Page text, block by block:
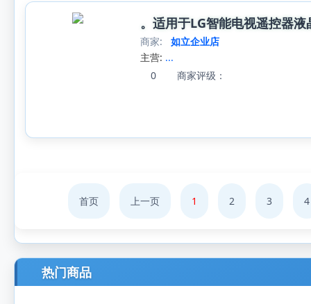
。适用于LG智能电视遥控器
商家:
如立企业店
主营: ...
0
商家评级：
首页 上一页 1 2 3 4
热门商品